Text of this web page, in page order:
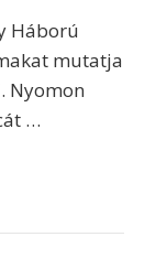
Háború
mutatja
Nyomon
…